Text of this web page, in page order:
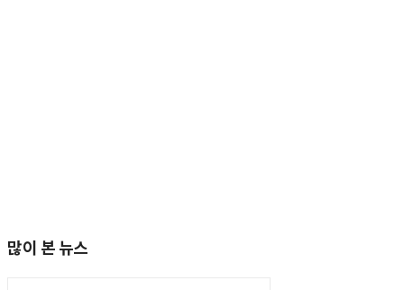
많이 본 뉴스